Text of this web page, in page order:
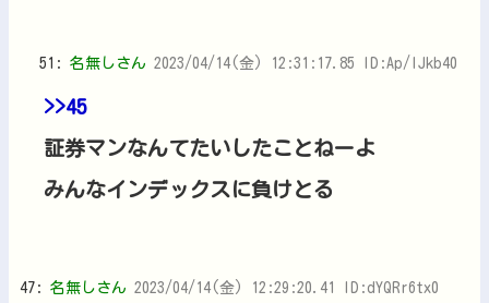
51: 名無しさん 2023/04/14(金) 12:31:17.85 ID:Ap/lJkb40
>>45
証券マンなんてたいしたことねーよ
みんなインデックスに負けとる
47: 名無しさん 2023/04/14(金) 12:29:20.41 ID:dYQRr6tx0